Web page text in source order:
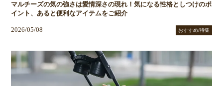
マルチーズの気の強さは愛情深さの現れ！気になる性格としつけのポ
イント、あると便利なアイテムをご紹介
2026/05/08 おすすめ/特集